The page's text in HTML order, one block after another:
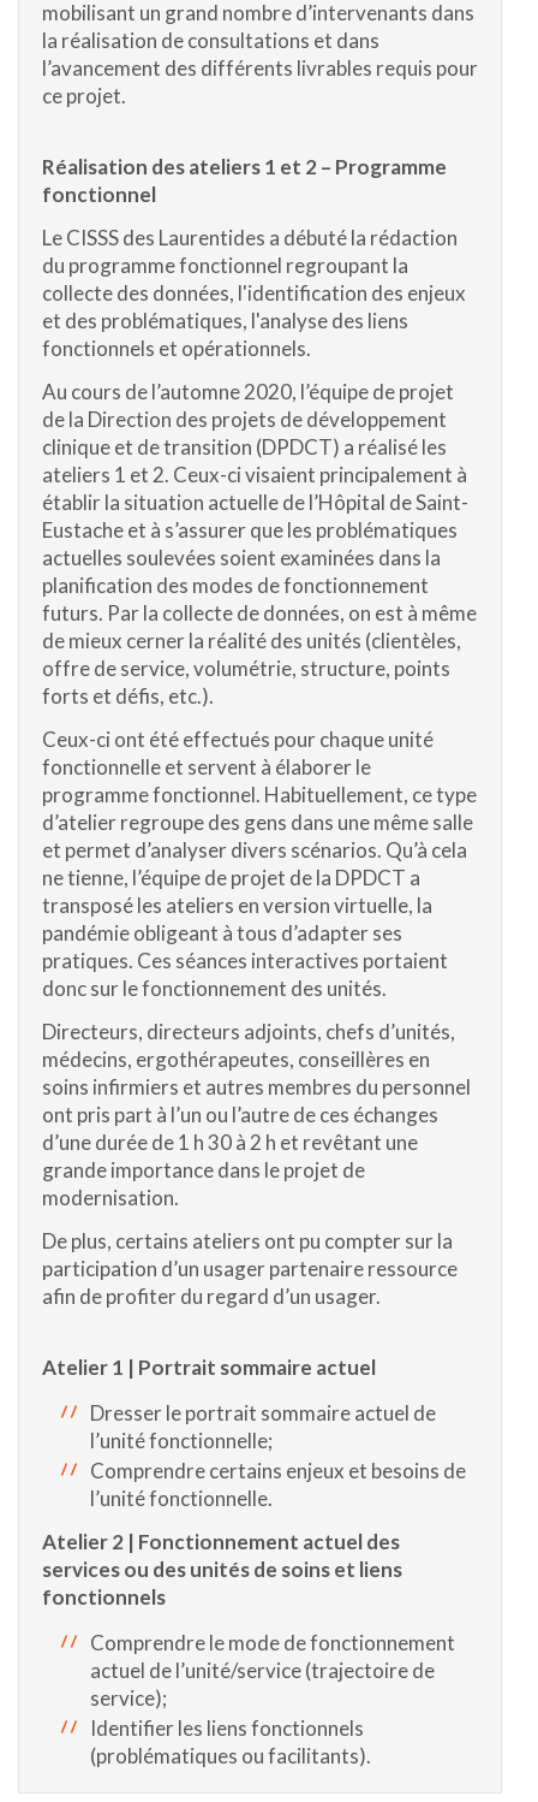
mobilisant un grand nombre d’intervenants dans
la réalisation de consultations et dans
l’avancement des différents livrables requis pour
ce projet.
Réalisation des ateliers 1 et 2 – Programme
fonctionnel
Le CISSS des Laurentides a débuté la rédaction
du programme fonctionnel regroupant la
collecte des données, l'identification des enjeux
et des problématiques, l'analyse des liens
fonctionnels et opérationnels.
Au cours de l’automne 2020, l’équipe de projet
de la Direction des projets de développement
clinique et de transition (DPDCT) a réalisé les
ateliers 1 et 2. Ceux-ci visaient principalement à
établir la situation actuelle de l’Hôpital de Saint-
Eustache et à s’assurer que les problématiques
actuelles soulevées soient examinées dans la
planification des modes de fonctionnement
futurs. Par la collecte de données, on est à même
de mieux cerner la réalité des unités (clientèles,
offre de service, volumétrie, structure, points
forts et défis, etc.).
Ceux-ci ont été effectués pour chaque unité
fonctionnelle et servent à élaborer le
programme fonctionnel. Habituellement, ce type
d’atelier regroupe des gens dans une même salle
et permet d’analyser divers scénarios. Qu’à cela
ne tienne, l’équipe de projet de la DPDCT a
transposé les ateliers en version virtuelle, la
pandémie obligeant à tous d’adapter ses
pratiques. Ces séances interactives portaient
donc sur le fonctionnement des unités.
Directeurs, directeurs adjoints, chefs d’unités,
médecins, ergothérapeutes, conseillères en
soins infirmiers et autres membres du personnel
ont pris part à l’un ou l’autre de ces échanges
d’une durée de 1 h 30 à 2 h et revêtant une
grande importance dans le projet de
modernisation.
De plus, certains ateliers ont pu compter sur la
participation d’un usager partenaire ressource
afin de profiter du regard d’un usager.
Atelier 1 | Portrait sommaire actuel
Dresser le portrait sommaire actuel de
l’unité fonctionnelle;
Comprendre certains enjeux et besoins de
l’unité fonctionnelle.
Atelier 2 | Fonctionnement actuel des
services ou des unités de soins et liens
fonctionnels
Comprendre le mode de fonctionnement
actuel de l’unité/service (trajectoire de
service);
Identifier les liens fonctionnels
(problématiques ou facilitants).